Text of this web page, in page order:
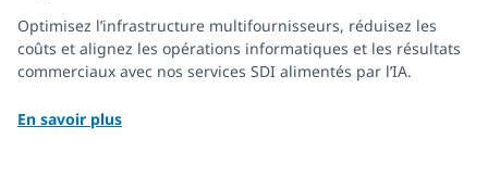
Optimisez l’infrastructure multifournisseurs, réduisez les
coûts et alignez les opérations informatiques et les résultats
commerciaux avec nos services SDI alimentés par l’IA.
En savoir plus